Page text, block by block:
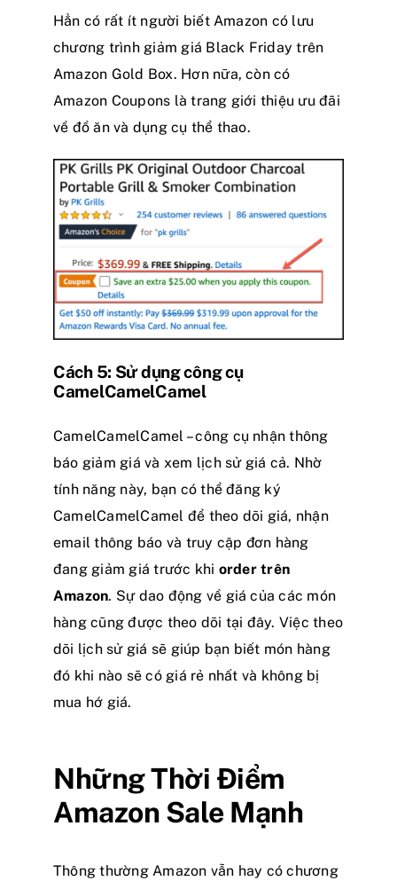
Hẳn có rất ít người biết Amazon có lưu
chương trình giảm giá Black Friday trên
Amazon Gold Box. Hơn nữa, còn có
Amazon Coupons là trang giới thiệu ưu đãi
về đồ ăn và dụng cụ thể thao.
Cách 5: Sử dụng công cụ
CamelCamelCamel
CamelCamelCamel – công cụ nhận thông
báo giảm giá và xem lịch sử giá cả. Nhờ
tính năng này, bạn có thể đăng ký
CamelCamelCamel để theo dõi giá, nhận
email thông báo và truy cập đơn hàng
đang giảm giá trước khi order trên
Amazon. Sự dao động về giá của các món
hàng cũng được theo dõi tại đây. Việc theo
dõi lịch sử giá sẽ giúp bạn biết món hàng
đó khi nào sẽ có giá rẻ nhất và không bị
mua hớ giá.
Những Thời Điểm
Amazon Sale Mạnh
Thông thường Amazon vẫn hay có chương